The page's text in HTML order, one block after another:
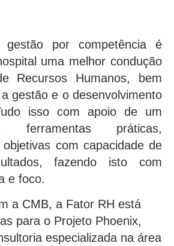
por competência é
uma melhor condução
Recursos Humanos, bem
gestão e o desenvolvimento
isso com apoio de um
ferramentas práticas,
com capacidade de
fazendo isto com
e foco.
a CMB, a Fator RH está
para o Projeto Phoenix,
especializada na área